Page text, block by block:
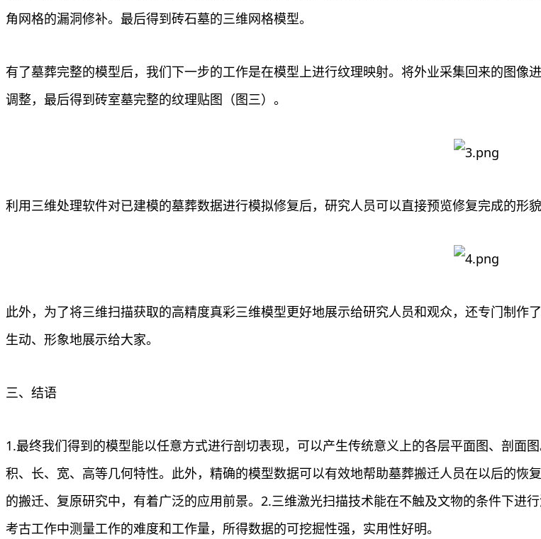
角网格的漏洞修补。最后得到砖石墓的三维网格模型。
有了墓葬完整的模型后，我们下一步的工作是在模型上进行纹理映射。将外业采集回来的图
调整，最后得到砖室墓完整的纹理贴图（图三）。
利用三维处理软件对已建模的墓葬数据进行模拟修复后，研究人员可以直接预览修复完成的形
此外，为了将三维扫描获取的高精度真彩三维模型更好地展示给研究人员和观众，还专门制
生动、形象地展示给大家。
三、结语
1.最终我们得到的模型能以任意方式进行剖切表现，可以产生传统意义上的各层平面图、剖面
积、长、宽、高等几何特性。此外，精确的模型数据可以有效地帮助墓葬搬迁人员在以后的
的搬迁、复原研究中，有着广泛的应用前景。2.三维激光扫描技术能在不触及文物的条件下进
考古工作中测量工作的难度和工作量，所得数据的可挖掘性强，实用性好明。